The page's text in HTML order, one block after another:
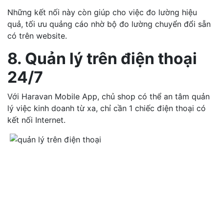
Những kết nối này còn giúp cho việc đo lường hiệu
quả, tối ưu quảng cáo nhờ bộ đo lường chuyển đổi sẵn
có trên website.
8. Quản lý trên điện thoại
24/7
Với Haravan Mobile App, chủ shop có thể an tâm quản
lý việc kinh doanh từ xa, chỉ cần 1 chiếc điện thoại có
kết nối Internet.